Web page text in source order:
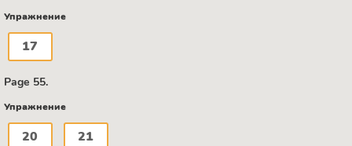
Упражнение
17
Page 55.
Упражнение
20 21